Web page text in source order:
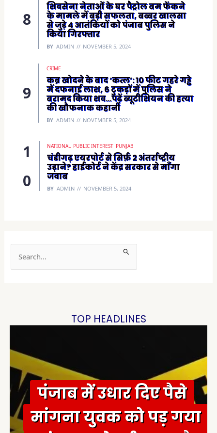
शिवसेना नेताओं के घर पैट्रोल बम फेंकने
के मामले में बड़ी सफलता, बब्बर खालसा
से जुड़े 4 आतंकियों को पंजाब पुलिस ने
किया गिरफ्तार
BY ADMIN NOVEMBER 5, 2024
CRIME
कब्र खोदने के बाद ‘कत्ल’: 10 फीट गहरे गड्ढे
में दफनाई लाश, 6 टुकड़ों में पुलिस ने
बरामद किया शव…पढ़ें ब्यूटीशियन की हत्या
की खौफनाक कहानी
BY ADMIN NOVEMBER 5, 2024
NATIONAL PUBLIC INTEREST PUNJAB
चंडीगढ़ एयरपोर्ट से सिर्फ़ 2 अंतर्राष्ट्रीय
उड़ाने? हाईकोर्ट ने केंद्र सरकार से माँगा
जवाब
BY ADMIN NOVEMBER 5, 2024
f
r
:
TOP HEADLINES
पंजाब में उधार दिए पैसे
मांगना युवक को पड़ गया